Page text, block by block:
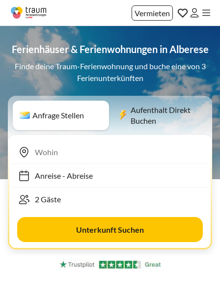
Vermieten
Ferienhäuser & Ferienwohnungen in Alberese
Finde deine Traum-Ferienwohnung und buche eine von 3
Ferienunterkünften
Anfrage Stellen
Aufenthalt Direkt
Buchen
Anreise- Abreise
Unterkunft Suchen